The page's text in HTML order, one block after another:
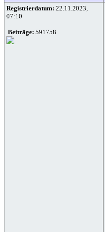
Registrierdatum: 22.11.2023,
07:10
Beiträge: 591758